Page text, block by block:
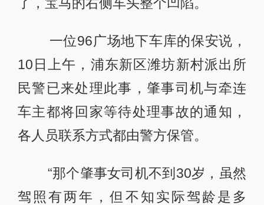
一位96广场地下车库的保安说，
10日上午，浦东新区潍坊新村派出所
民警已来处理此事，肇事司机与牵连
车主都将回家等待处理事故的通知，
各人员联系方式都由警方保管。
“那个肇事女司机不到30岁，虽然
驾照有两年，但不知实际驾龄是多